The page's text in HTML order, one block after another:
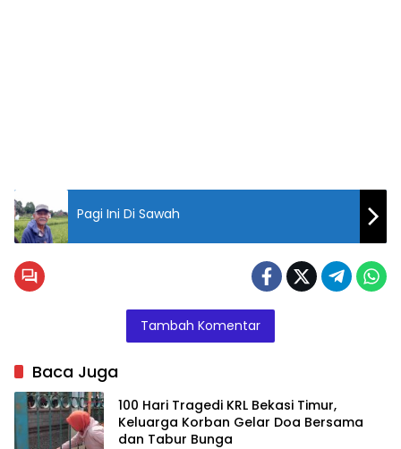
Pagi Ini Di Sawah
Tambah Komentar
Baca Juga
100 Hari Tragedi KRL Bekasi Timur,
Keluarga Korban Gelar Doa Bersama
dan Tabur Bunga